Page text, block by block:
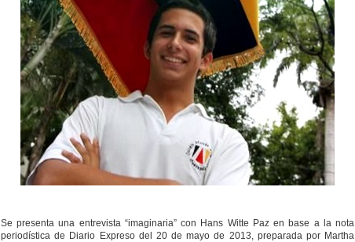
Se presenta una entrevista “imaginaria” con Hans Witte Paz en base a la nota
periodística de Diario Expreso del 20 de mayo de 2013, preparada por Martha